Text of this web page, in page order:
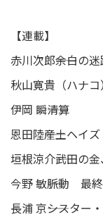
【連載】
赤川次郎――余白の
秋山寛貴（ハナコ
伊岡 瞬――清算
恩田陸――産土ヘイズ
垣根涼介――武田の
今野 敏――脈動 最
長浦 京――シスター